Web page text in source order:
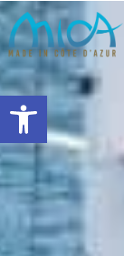
Ouvrir la barre d’outils